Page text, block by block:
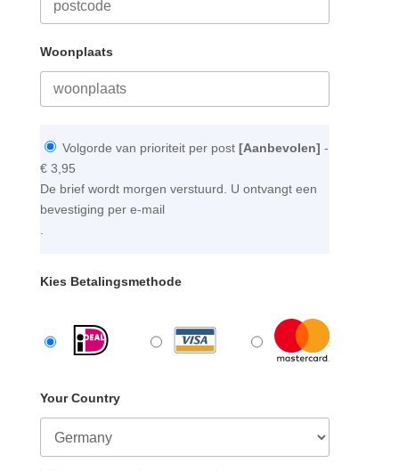
Woonplaats
Volgorde van prioriteit per post [Aanbevolen] -
€ 3,95
De brief wordt morgen verstuurd. U ontvangt een
bevestiging per e-mail
.
Kies Betalingsmethode
Your Country